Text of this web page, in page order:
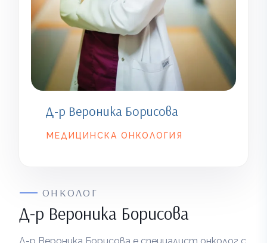
Д-р Вероника Борисова
МЕДИЦИНСКА ОНКОЛОГИЯ
ОНКОЛОГ
Д-р Вероника Борисова